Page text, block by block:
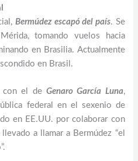
Bermúdez escapó del país. Se
tomando vuelos hacia
en Brasilia. Actualmente
en Brasil.
con el de Genaro García Luna,
federal en el sexenio de
en EE.UU. por colaborar con
a llamar a Bermúdez “el